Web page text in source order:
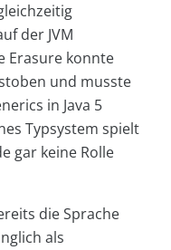
der JVM
Erasure konnte
und musste
in Java 5
Typsystem spielt
gar keine Rolle
die Sprache
als